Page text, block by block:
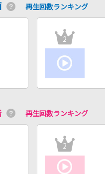
再生回数ランキング
2
再生回数ランキング
2